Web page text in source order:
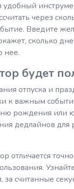
удобный
через
Введите
сколько
нее.
будет
отпуска и
к важным
рождения или
дедлайнов для
отличается
за считанные